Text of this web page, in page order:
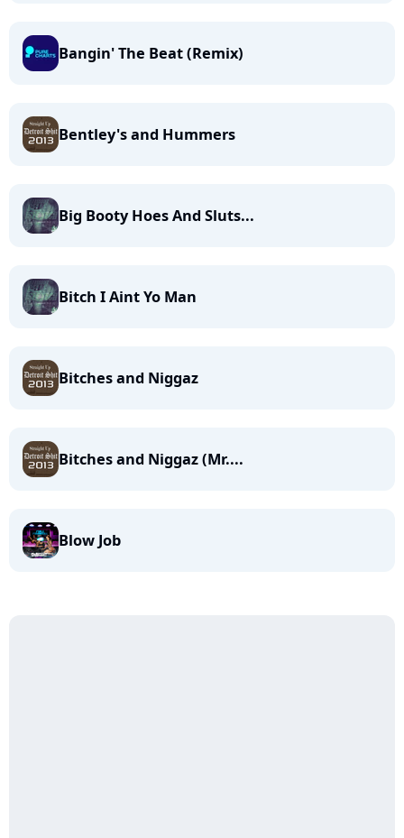
Bangin' The Beat (Remix)
Bentley's and Hummers
Big Booty Hoes And Sluts...
Bitch I Aint Yo Man
Bitches and Niggaz
Bitches and Niggaz (Mr....
Blow Job